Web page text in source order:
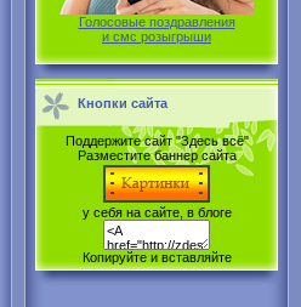
Голосовые поздравления
и смс розыгрыши
Кнопки сайта
Поддержите сайт "Здесь всё"
Разместите баннер сайта
у себя на сайте, в блоге
Копируйте и вставляйте